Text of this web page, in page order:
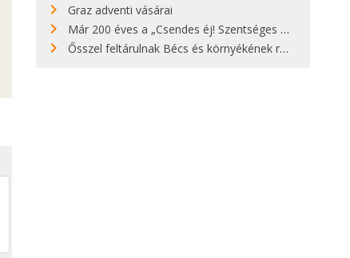
Graz adventi vásárai
Már 200 éves a „Csendes éj! Szentséges éj!”
Ősszel feltárulnak Bécs és környékének rendkívüli építészeti kincsei